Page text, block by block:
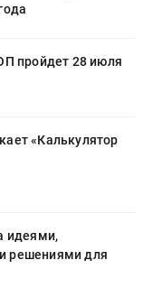
пройдет 28 июля
«Калькулятор
идеями,
решениями для